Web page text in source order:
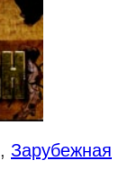
, Зарубежная